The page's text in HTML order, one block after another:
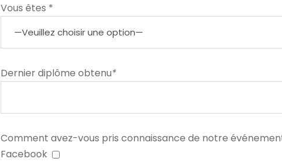
Vous êtes *
Dernier diplôme obtenu*
Comment avez-vous pris connaissance de notre
Facebook